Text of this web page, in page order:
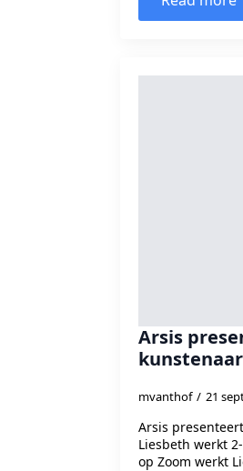
Arsis
kunstenaar
mvanthof 21
Arsis
Liesbeth werkt
op Zoom werkt